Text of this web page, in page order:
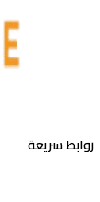
سريعة